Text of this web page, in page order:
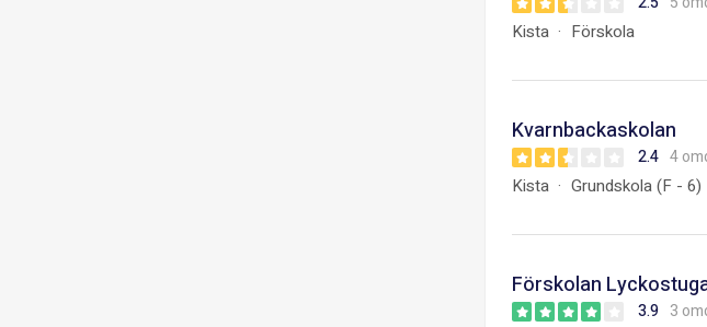
Kista Förskola
Kvarnbackaskolan
2.4 4
Kista Grundskola (F - 6)
Förskolan
3.9 3